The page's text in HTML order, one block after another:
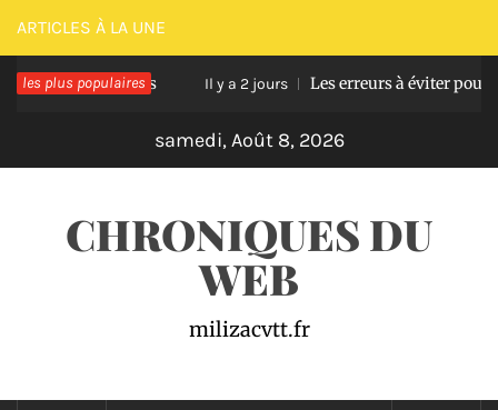
Passer
au
contenu
ARTICLES À LA UNE
les plus populaires
en bois Il y a 2 jours Les erreurs à éviter pour réussir
samedi, Août 8, 2026
CHRONIQUES DU
WEB
milizacvtt.fr